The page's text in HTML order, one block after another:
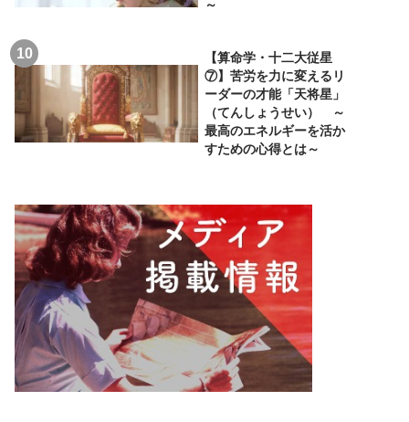
～
【算命学・十二大従星
⑦】苦労を力に変えるリ
ーダーの才能「天将星」
（てんしょうせい） ～
最高のエネルギーを活か
すための心得とは～